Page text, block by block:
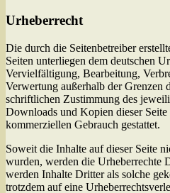
Urheberrecht
Die durch die Seitenbetreiber
Seiten unterliegen dem deutschen
Vervielfältigung, Bearbeitung,
Verwertung außerhalb der Grenzen
schriftlichen Zustimmung des
Downloads und Kopien dieser
kommerziellen Gebrauch gestattet.
Soweit die Inhalte auf dieser Seite
wurden, werden die Urheberrechte
werden Inhalte Dritter als solche
trotzdem auf eine